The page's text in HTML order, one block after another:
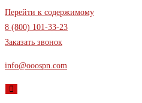
Перейти к содержимому
8 (800) 101-33-23
Заказать звонок
info@ooospn.com